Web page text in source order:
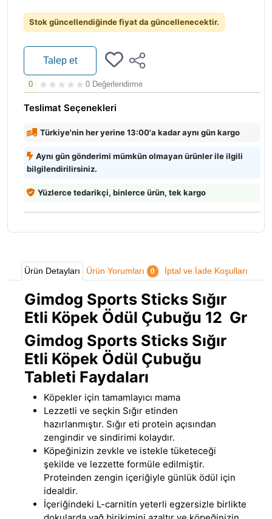
Stok güncellendiğinde fiyat da güncellenecektir.
Talep et
0 0 Değerlendirme
Teslimat Seçenekleri
Türkiye'nin her yerine 13:00'a kadar aynı gün kargo
Aynı gün gönderimi mümkün olmayan ürünler ile ilgili
bilgilendirilirsiniz.
Yüzlerce tedarikçi, binlerce ürün, tek kargo
Ürün Detayları Ürün Yorumları 0 İptal ve İade Koşulları
Gimdog Sports Sticks Sığır
Etli Köpek Ödül Çubuğu 12 Gr
Gimdog Sports Sticks Sığır
Etli Köpek Ödül Çubuğu
Tableti Faydaları
Köpekler için tamamlayıcı mama
Lezzetli ve seçkin Sığır etinden
hazırlanmıştır. Sığır eti protein açısından
zengindir ve sindirimi kolaydır.
Köpeğinizin zevkle ve istekle tüketeceği
şekilde ve lezzette formüle edilmiştir.
Proteinden zengin içeriğiyle günlük ödül için
idealdir.
İçeriğindeki L-carnitin yeterli egzersizle birlikte